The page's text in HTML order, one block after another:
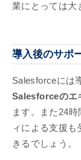
業にとっては大
導入後のサポ
Salesforceには
Salesforceのエ
ます。また24
ィによる支援
きるでしょう。